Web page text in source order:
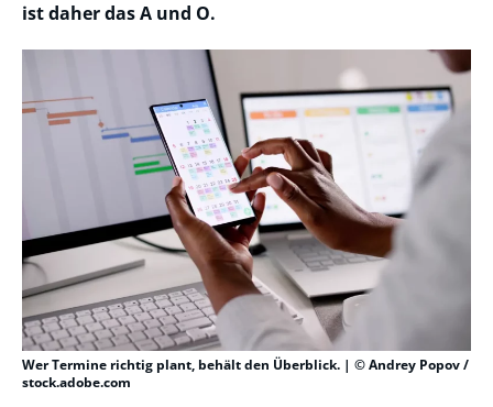
ist daher das A und O.
Wer Termine richtig plant, behält den Überblick. | © Andrey Popov /
stock.adobe.com